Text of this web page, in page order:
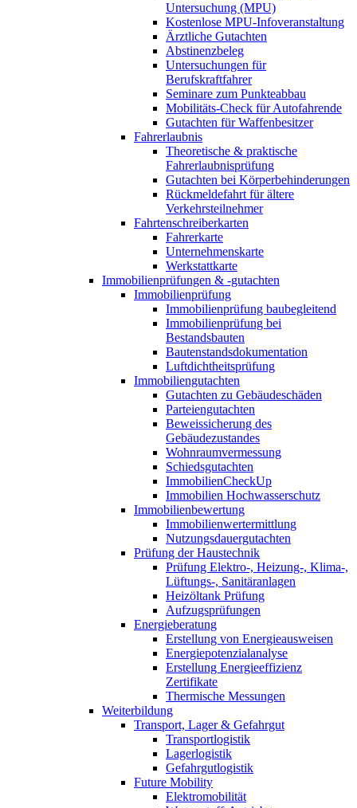
Untersuchung (MPU)
Kostenlose MPU-Infoveranstaltung
Ärztliche Gutachten
Abstinenzbeleg
Untersuchungen für
Berufskraftfahrer
Seminare zum Punkteabbau
Mobilitäts-Check für Autofahrende
Gutachten für Waffenbesitzer
Fahrerlaubnis
Theoretische & praktische
Fahrerlaubnisprüfung
Gutachten bei Körperbehinderungen
Rückmeldefahrt für ältere
Verkehrsteilnehmer
Fahrtenschreiberkarten
Fahrerkarte
Unternehmenskarte
Werkstattkarte
Immobilienprüfungen & -gutachten
Immobilienprüfung
Immobilienprüfung baubegleitend
Immobilienprüfung bei
Bestandsbauten
Bautenstandsdokumentation
Luftdichtheitsprüfung
Immobiliengutachten
Gutachten zu Gebäudeschäden
Parteiengutachten
Beweissicherung des
Gebäudezustandes
Wohnraumvermessung
Schiedsgutachten
ImmobilienCheckUp
Immobilien Hochwasserschutz
Immobilienbewertung
Immobilienwertermittlung
Nutzungsdauergutachten
Prüfung der Haustechnik
Prüfung Elektro-, Heizung-, Klima-,
Lüftungs-, Sanitäranlagen
Heizöltank Prüfung
Aufzugsprüfungen
Energieberatung
Erstellung von Energieausweisen
Energiepotenzialanalyse
Erstellung Energieeffizienz
Zertifikate
Thermische Messungen
Weiterbildung
Transport, Lager & Gefahrgut
Transportlogistik
Lagerlogistik
Gefahrgutlogistik
Future Mobility
Elektromobilität